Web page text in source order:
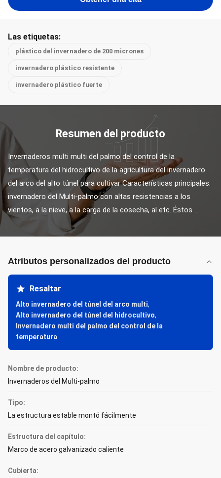
Las etiquetas:
plástico del invernadero de 200 micrones
invernadero plástico resistente
invernadero plástico fuerte
Resumen del producto
Invernaderos multi multi del palmo del control de la
temperatura del hidrocultivo de la agricultura del invernadero
del arco del alto túnel para cultivar Características principales:
invernadero del Multi-palmo con altas resistencias a los
vientos, a la nieve, a la carga de la cosecha, al etc. Éstos ...
Atributos personalizados del producto
Resaltar
Alto invernadero del túnel del arco multi,
Alto invernadero del túnel del hidrocultivo,
Invernadero multi del palmo del control de la
temperatura
Nombre de producto:
Invernaderos del Multi-palmo
Tipo:
La estructura estable montó fácilmente
Estructura del capítulo:
Marco de acero galvanizado caliente
Cubierta: